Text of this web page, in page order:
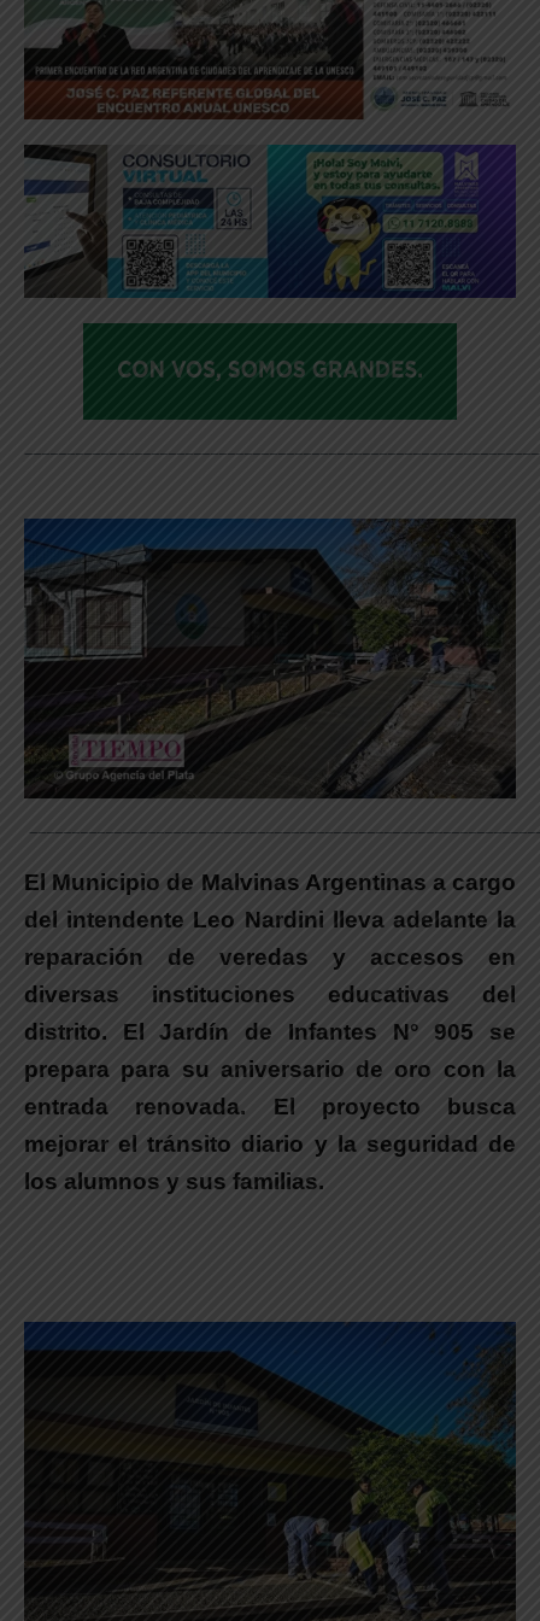
El Municipio de Malvinas Argentinas a cargo
del intendente Leo Nardini lleva adelante la
reparación de veredas y accesos en
diversas instituciones educativas del
distrito. El Jardín de Infantes N° 905 se
prepara para su aniversario de oro con la
entrada renovada. El proyecto busca
mejorar el tránsito diario y la seguridad de
los alumnos y sus familias.